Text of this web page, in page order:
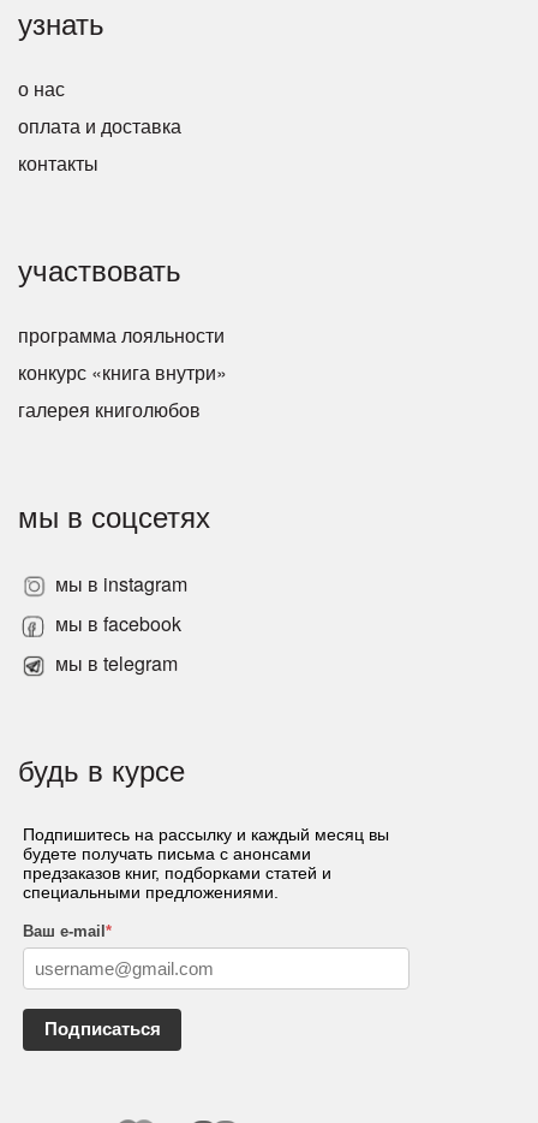
узнать
о нас
оплата и доставка
контакты
участвовать
программа лояльности
конкурс «книга внутри»
галерея книголюбов
мы в соцсетях
мы в instagram
мы в facebook
мы в telegram
будь в курсе
Подпишитесь на рассылку и каждый месяц вы
будете получать письма с анонсами
предзаказов книг, подборками статей и
специальными предложениями.
Ваш e-mail *
Подписаться